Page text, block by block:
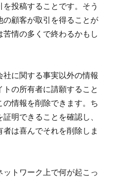
投稿することです。そう
の顧客が取引を得ることが
情の多くで終わるかもし
に関する事実以外の情報
の所有者に請願すること
情報を削除できます。ち
明できることを確認し、
は喜んでそれを削除しま
トワーク上で何が起こっ